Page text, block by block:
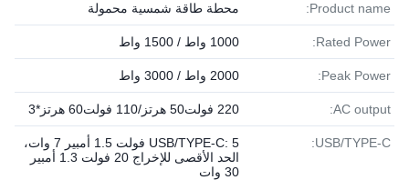
Product name: محطة طاقة شمسية محمولة
Rated Power: 1000 واط / 1500 واط
Peak Power: 2000 واط / 3000 واط
AC output: 220 فولت50 هرتز/110 فولت60 هرتز*3
USB/TYPE-C:
USB/TYPE-C: 5 فولت 1.5 أمبير 7 وات،
الحد الأقصى للإخراج 20 فولت 1.3 أمبير
30 وات